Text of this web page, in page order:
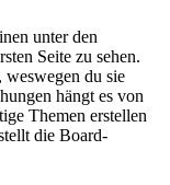
unter den
Seite zu sehen.
weswegen du sie
hängt es von
Themen erstellen
die Board-